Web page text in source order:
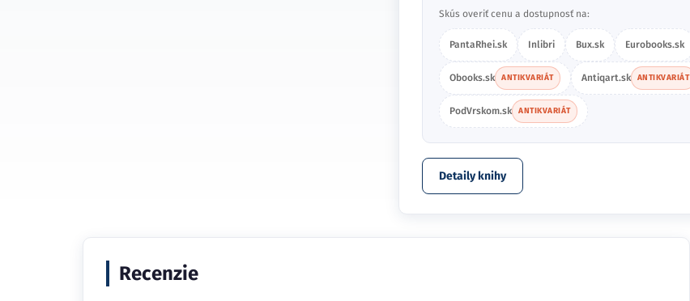
Skús overiť cenu a dostupnosť na:
PantaRhei.sk Inlibri Bux.sk Eurobooks.sk
Obooks.sk ANTIKVARIÁT Antiqart.sk ANTIKVARIÁT
PodVrskom.sk ANTIKVARIÁT
Detaily knihy
Recenzie